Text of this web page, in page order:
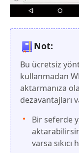
Not:
Bu ücretsiz
kullanmadan
aktarmanıza
dezavantajları
Bir seferde
varsa sıkıcı